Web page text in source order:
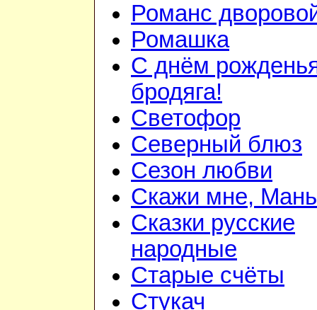
Романс
Ромашка
С днём
бродяга!
Светофор
Северный блюз
Сезон любви
Скажи мне, Мань
Сказки русские
народные
Старые счёты
Стукач